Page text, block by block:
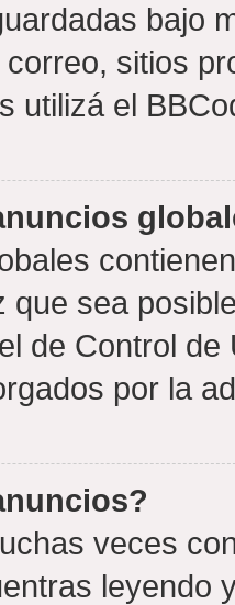
bajo
sitios
utilizá el
que sea
de Control
por la
veces
leyendo